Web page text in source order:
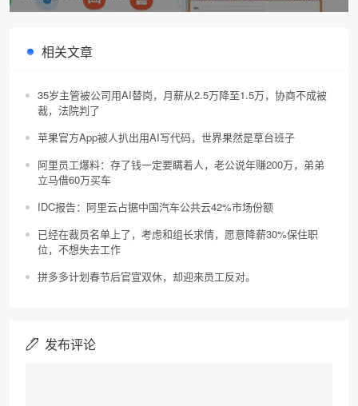
相关文章
35岁主管被公司用AI替岗，月薪从2.5万降至1.5万，协商不成被
裁，法院判了
苹果官方App被人扒出用AI写代码，世界果然是草台班子
阿里员工爆料：存了钱一定要瞒着人，老公说年赚200万，弟弟
立马借60万买车
IDC报告：阿里云占据中国汽车公共云42%市场份额
已经在裁员名单上了，考虑和组长求情，愿意降薪30%保住职
位，不想失去工作
拼多多计划春节后官宣双休，却迎来员工反对。
发布评论